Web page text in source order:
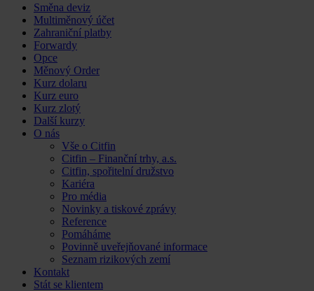
Skip
content
Směna deviz
Multiměnový účet
Zahraniční platby
Forwardy
Opce
Měnový Order
Kurz dolaru
Kurz euro
Kurz zlotý
Další kurzy
O nás
Vše o Citfin
Citfin – Finanční trhy, a.s.
Citfin, spořitelní družstvo
Kariéra
Pro média
Novinky a tiskové zprávy
Reference
Pomáháme
Povinně uveřejňované informace
Seznam rizikových zemí
Kontakt
Stát se klientem